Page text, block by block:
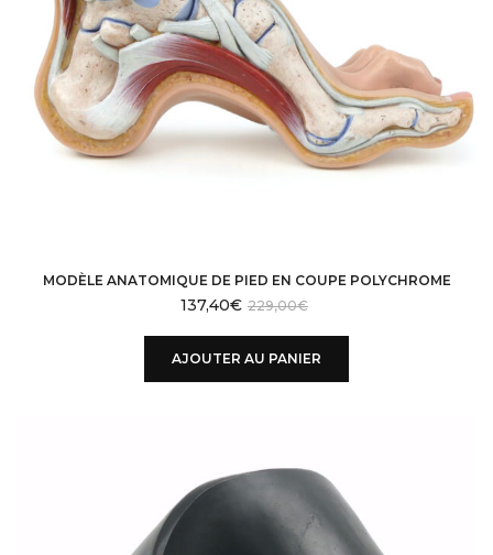
MODÈLE ANATOMIQUE DE PIED EN COUPE POLYCHROME
229,00€
137,40€
AJOUTER AU PANIER